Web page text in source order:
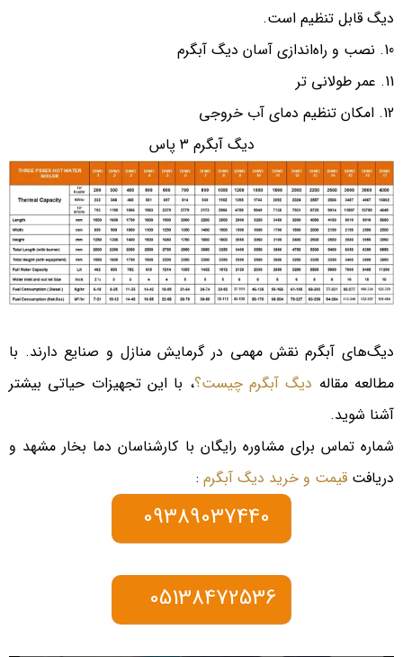
دیگ قابل تنظیم است.
نصب و راه‌اندازی آسان دیگ آبگرم
عمر طولانی تر
امکان تنظیم دمای آب خروجی
دیگ آبگرم 3 پاس
دیگ‌های آبگرم نقش مهمی در گرمایش منازل و صنایع دارند. با
مطالعه مقاله دیگ آبگرم چیست؟، با این تجهیزات حیاتی بیشتر
آشنا شوید.
شماره تماس برای مشاوره رایگان با کارشناسان دما بخار مشهد و
دریافت قیمت و خرید دیگ آبگرم :